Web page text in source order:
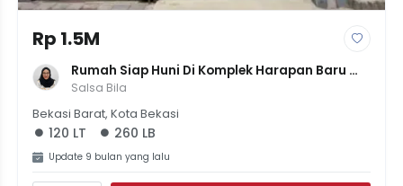
Rp 1.5M
Rumah Siap Huni Di Komplek Harapan Baru
Bekasi, LT 120m² LB 260m², 4 KT, 1M500Juta
Salsa Bila
Bekasi Barat, Kota Bekasi
120 LT 260 LB
Update 9 bulan yang lalu